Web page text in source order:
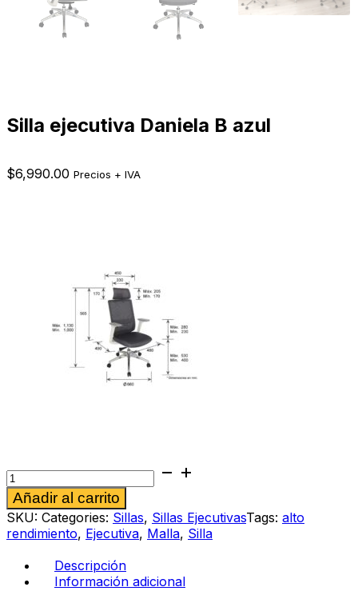
Silla ejecutiva Daniela B azul
$6,990.00 Precios + IVA
Silla
ejecutiva
Daniela
B
azul
cantidad
Añadir al carrito
SKU: Categories: Sillas, Sillas EjecutivasTags: alto
rendimiento, Ejecutiva, Malla, Silla
Descripción
Información adicional